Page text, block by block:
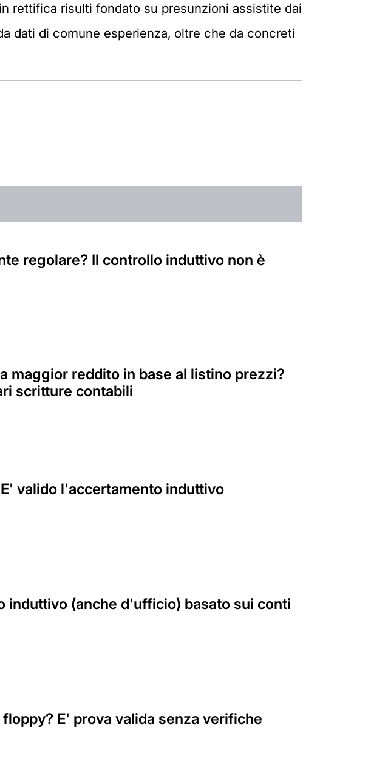
rettifica risulti fondato su presunzioni assistite dai
dati di comune esperienza, oltre che da concreti
regolare? Il controllo induttivo non è
maggior reddito in base al listino prezzi?
scritture contabili
valido l'accertamento induttivo
induttivo (anche d'ufficio) basato sui conti
E' prova valida senza verifiche